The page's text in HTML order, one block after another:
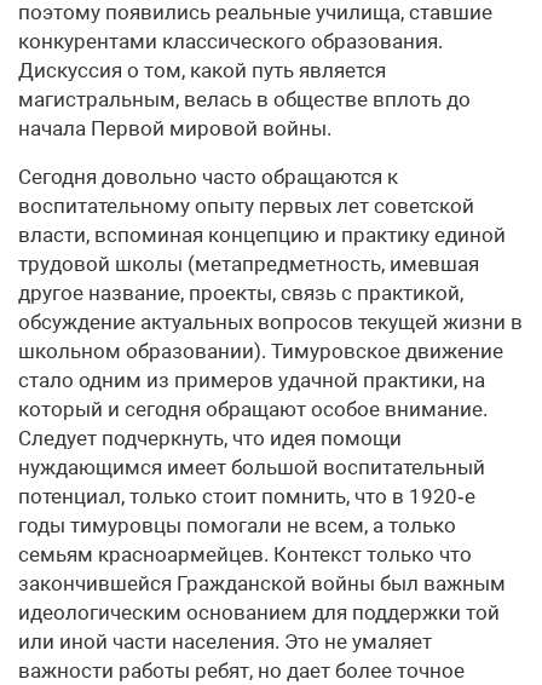
поэтому появились реальные училища, ставшие
конкурентами классического образования.
Дискуссия о том, какой путь является
магистральным, велась в обществе вплоть до
начала Первой мировой войны.
Сегодня довольно часто обращаются к
воспитательному опыту первых лет советской
власти, вспоминая концепцию и практику единой
трудовой школы (метапредметность, имевшая
другое название, проекты, связь с практикой,
обсуждение актуальных вопросов текущей жизни в
школьном образовании). Тимуровское движение
стало одним из примеров удачной практики, на
который и сегодня обращают особое внимание.
Следует подчеркнуть, что идея помощи
нуждающимся имеет большой воспитательный
потенциал, только стоит помнить, что в 1920‑е
годы тимуровцы помогали не всем, а только
семьям красноармейцев. Контекст только что
закончившейся Гражданской войны был важным
идеологическим основанием для поддержки той
или иной части населения. Это не умаляет
важности работы ребят, но дает более точное